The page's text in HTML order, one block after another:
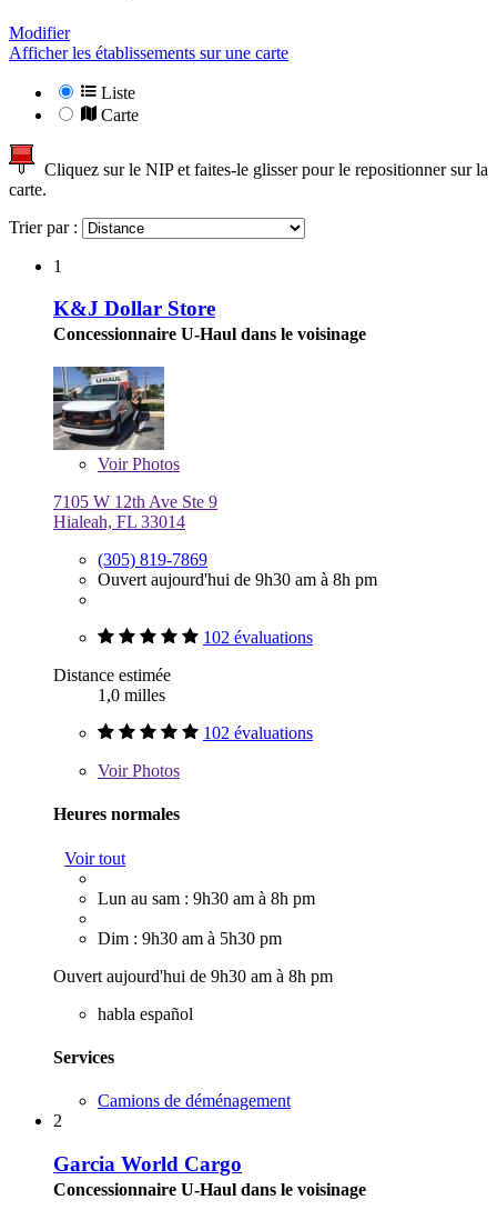
Modifier
Afficher les établissements sur une carte
Liste
Carte
Cliquez sur le NIP et faites-le glisser pour le repositionner sur la
carte.
Trier par :
1
K&J Dollar Store
Concessionnaire U-Haul dans le voisinage
VoirPhotos
7105 W 12th Ave Ste 9
Hialeah, FL 33014
(305) 819-7869
Ouvert aujourd'hui de 9h30 am à 8h pm
102 évaluations
Distance estimée
1,0 milles
102 évaluations
VoirPhotos
Heures normales
Voir tout
Lun au sam : 9h30 am à 8h pm
Dim : 9h30 am à 5h30 pm
Ouvert aujourd'hui de 9h30 am à 8h pm
habla español
Services
Camions de déménagement
2
Garcia World Cargo
Concessionnaire U-Haul dans le voisinage